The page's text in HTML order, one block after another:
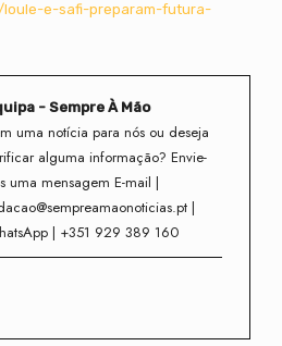
loule-e-safi-preparam-futura-
- Sempre À Mão
uma notícia para nós ou deseja
alguma informação? Envie-
uma mensagem E-mail |
|
| +351 929 389 160